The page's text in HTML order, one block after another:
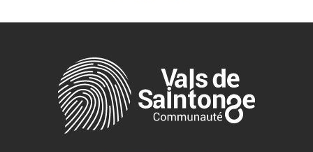
Facebook
TwitterLinkedIn
email